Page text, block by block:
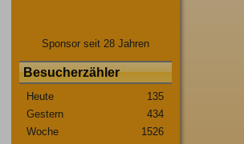
Sponsor seit 28 Jahren
Besucherzähler
Heute
135
Gestern
434
Woche
1526